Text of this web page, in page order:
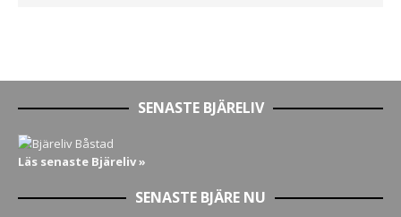
SENASTE BJÄRELIV
Läs senaste Bjäreliv »
SENASTE BJÄRE NU